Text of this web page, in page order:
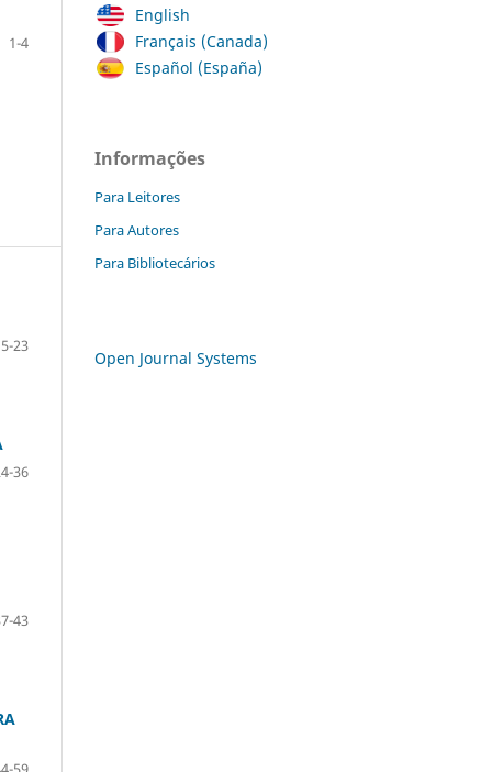
1-4
5-23
36
43
English
Français (Canada)
Español (España)
Informações
Para Leitores
Para Autores
Para Bibliotecários
Open Journal Systems